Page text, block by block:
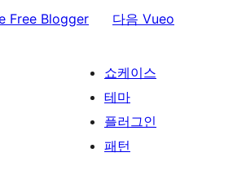
Free Blogger 다음 Vueo
쇼케이스
테마
플러그인
패턴